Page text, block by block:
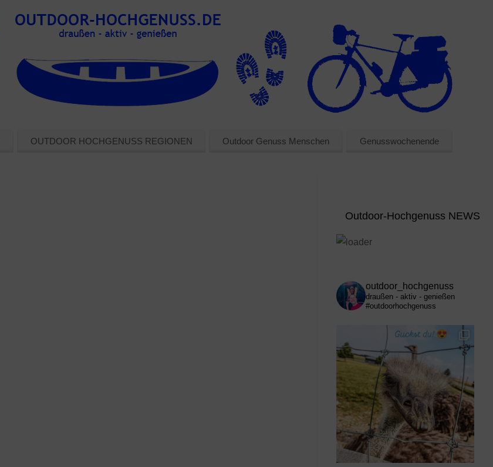
OUTDOOR HOCHGENUSS REGIONEN Outdoor Genuss Menschen Genusswochenende
Outdoor-Hochgenuss NEWS
outdoor_hochgenuss
draußen - aktiv - genießen
#outdoorhochgenuss